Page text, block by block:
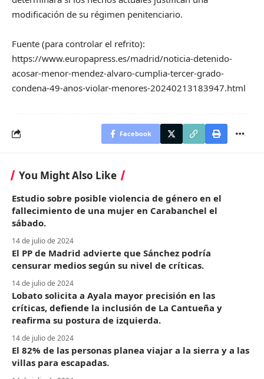
modificación de su régimen penitenciario.
Fuente (para controlar el refrito):
https://www.europapress.es/madrid/noticia-detenido-
acosar-menor-mendez-alvaro-cumplia-tercer-grado-
condena-49-anos-violar-menores-20240213183947.html
Facebook
You Might Also Like
Estudio sobre posible violencia de género en el
fallecimiento de una mujer en Carabanchel el
sábado.
14 de julio de 2024
El PP de Madrid advierte que Sánchez podría
censurar medios según su nivel de críticas.
14 de julio de 2024
Lobato solicita a Ayala mayor precisión en las
críticas, defiende la inclusión de La Cantueña y
reafirma su postura de izquierda.
14 de julio de 2024
El 82% de las personas planea viajar a la sierra y a las
villas para escapadas.